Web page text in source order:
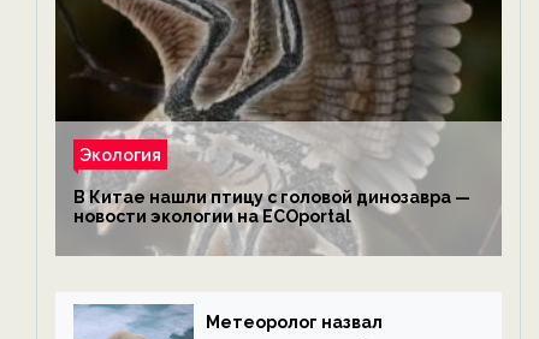
Экология
В Китае нашли птицу с головой динозавра —
новости экологии на ECOportal
Метеоролог назвал